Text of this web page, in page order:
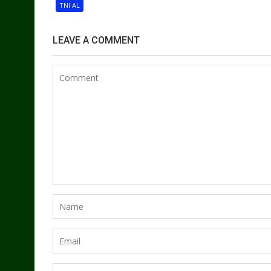
TNI AL
LEAVE A COMMENT